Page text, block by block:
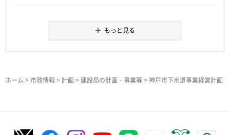
もっと見る
ホーム > 市政情報 > 計画> 建設局の計画・事業等> 神戸市下水道事業経営計画